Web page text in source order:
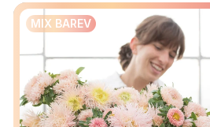
MIX BAREV